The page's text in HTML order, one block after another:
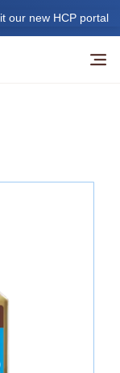
our new HCP portal